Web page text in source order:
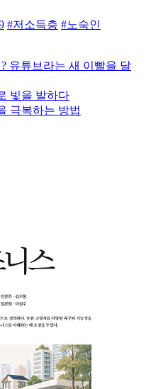
#저소득층 #노숙인
유튜브라는 새 이빨을 달
빛을 발하다
극복하는 방법